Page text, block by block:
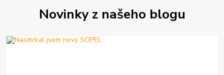
Novinky z našeho blogu